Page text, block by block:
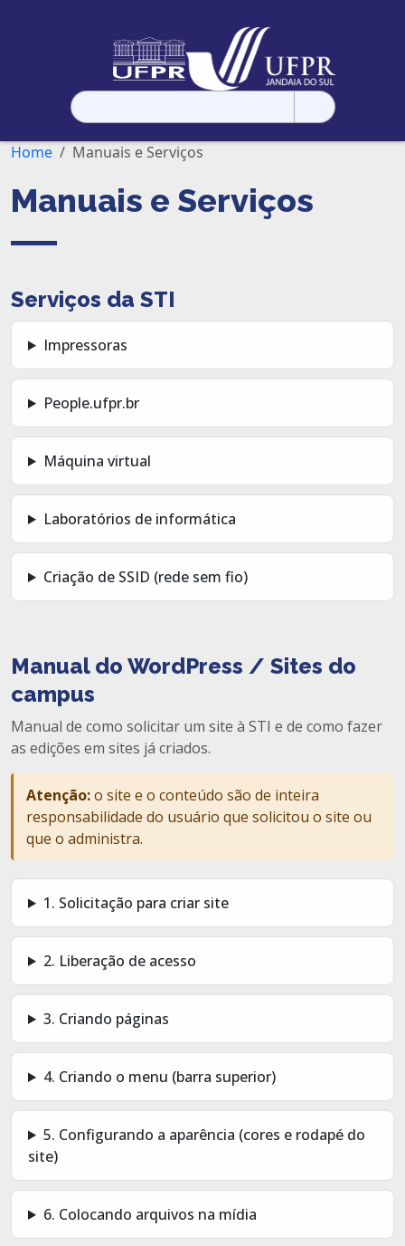
Pesquisar
por:
Home
Manuais e Serviços
Manuais e Serviços
Serviços da STI
Impressoras
People.ufpr.br
Máquina virtual
Laboratórios de informática
Criação de SSID (rede sem fio)
Manual do WordPress / Sites do
campus
Manual de como solicitar um site à STI e de como fazer
as edições em sites já criados.
Atenção:o site e o conteúdo são de inteira
responsabilidade do usuário que solicitou o site ou
que o administra.
1. Solicitação para criar site
2. Liberação de acesso
3. Criando páginas
4. Criando o menu (barra superior)
5. Configurando a aparência (cores e rodapé do
site)
6. Colocando arquivos na mídia